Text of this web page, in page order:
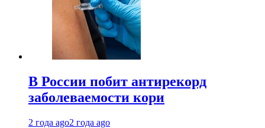
В России побит антирекорд
заболеваемости кори
2 года ago2 года ago